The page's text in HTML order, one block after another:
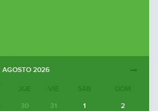
AGOSTO 2026
JUE VIE SÁB DOM
30 31 1
2